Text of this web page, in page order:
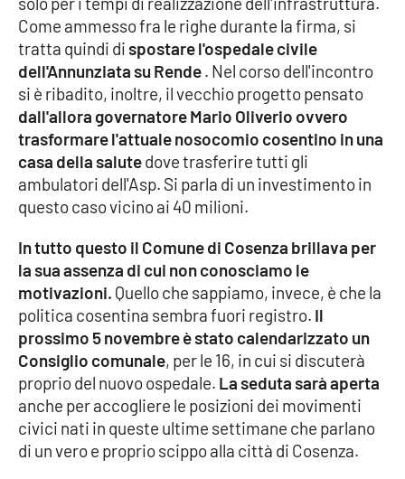
EDIZIONI
LOCALI
Catanzaro
Crotone
Vibo Valentia
Reggio Calabria
Cosenza
Lamezia Terme
PROGETTI
SPECIALI
Buona Sanità Calabria
Come ammesso fra le righe durante la firma, si
tratta quindi dispostare l'ospedale civile
dell'Annunziata su Rende. Nel corso dell'incontro
si è ribadito, inoltre, il vecchio progetto pensato
dall'allora governatore Mario Oliverio ovvero
trasformare l'attuale nosocomio cosentino in una
casa della salutedove trasferire tutti gli
ambulatori dell'Asp. Si parla di un investimento in
questo caso vicino ai 40 milioni.
In tutto questo il Comune di Cosenza brillava per
la sua assenza di cui non conosciamo le
motivazioni. Quello che sappiamo, invece, è che la
politica cosentina sembra fuori registro. Il
prossimo 5 novembre è stato calendarizzato un
Consiglio comunale, per le 16, in cui si discuterà
proprio del nuovo ospedale. La seduta sarà aperta
anche per accogliere le posizioni dei movimenti
civici nati in queste ultime settimane che parlano
di un vero e proprio scippo alla città di Cosenza.